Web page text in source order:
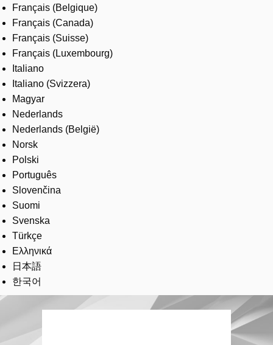
Français (Belgique)
Français (Canada)
Français (Suisse)
Français (Luxembourg)
Italiano
Italiano (Svizzera)
Magyar
Nederlands
Nederlands (België)
Norsk
Polski
Português
Slovenčina
Suomi
Svenska
Türkçe
Ελληνικά
日本語
한국어